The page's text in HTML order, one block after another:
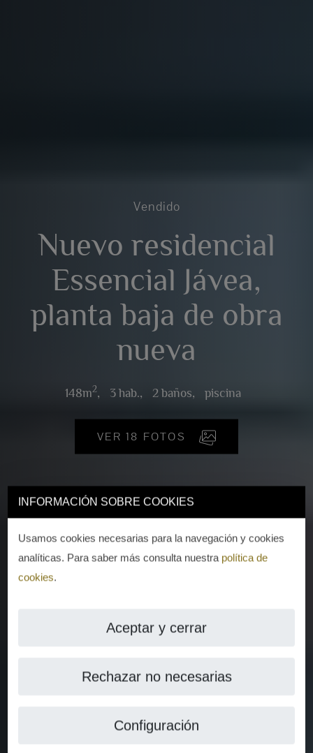
INFORMACIÓN SOBRE COOKIES
Usamos cookies necesarias para la navegación y cookies
analíticas. Para saber más consulta nuestra política de
cookies.
Aceptar y cerrar
Rechazar no necesarias
Configuración
Vendido
Nuevo residencial
Essencial Jávea,
planta baja de obra
nueva
148m2, 3 hab., 2 baños, piscina
VER 18 FOTOS